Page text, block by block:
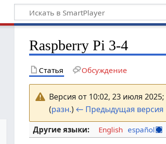
Raspberry Pi 3-4
Статья Обсуждение
Версия от 10:02, 23 июля 2025;
(разн.) ← Предыдущая версия
Другие языки: English español